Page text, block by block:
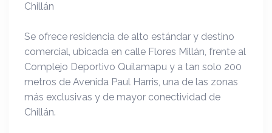
Chillán
Se ofrece residencia de alto estándar y destino
comercial, ubicada en calle Flores Millán, frente al
Complejo Deportivo Quilamapu y a tan solo 200
metros de Avenida Paul Harris, una de las zonas
más exclusivas y de mayor conectividad de
Chillán.